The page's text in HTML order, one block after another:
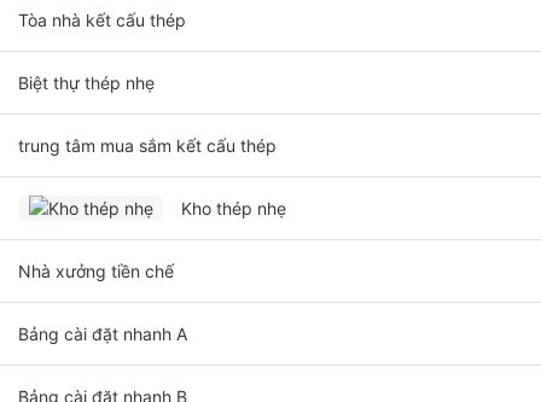
Tòa nhà kết cấu thép
Biệt thự thép nhẹ
trung tâm mua sắm kết cấu thép
Kho thép nhẹ
Nhà xưởng tiền chế
Bảng cài đặt nhanh A
Bảng cài đặt nhanh B